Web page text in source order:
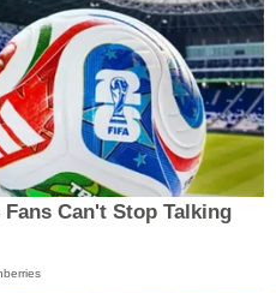
Can't Stop Talking